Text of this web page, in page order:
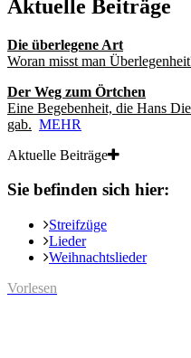
Aktuelle Beiträge
Die überlegene Art
Woran misst man
Der Weg zum Örtchen
Eine Begebenheit, die Hans
gab. MEHR
Aktuelle Beiträge
Sie befinden sich hier:
Streifzüge
Lieder
Weihnachtslieder
Vorlesen